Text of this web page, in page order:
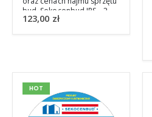
bud. Sekocenbud IRS – 2
kwartał 2026
123,00 zł
HOT